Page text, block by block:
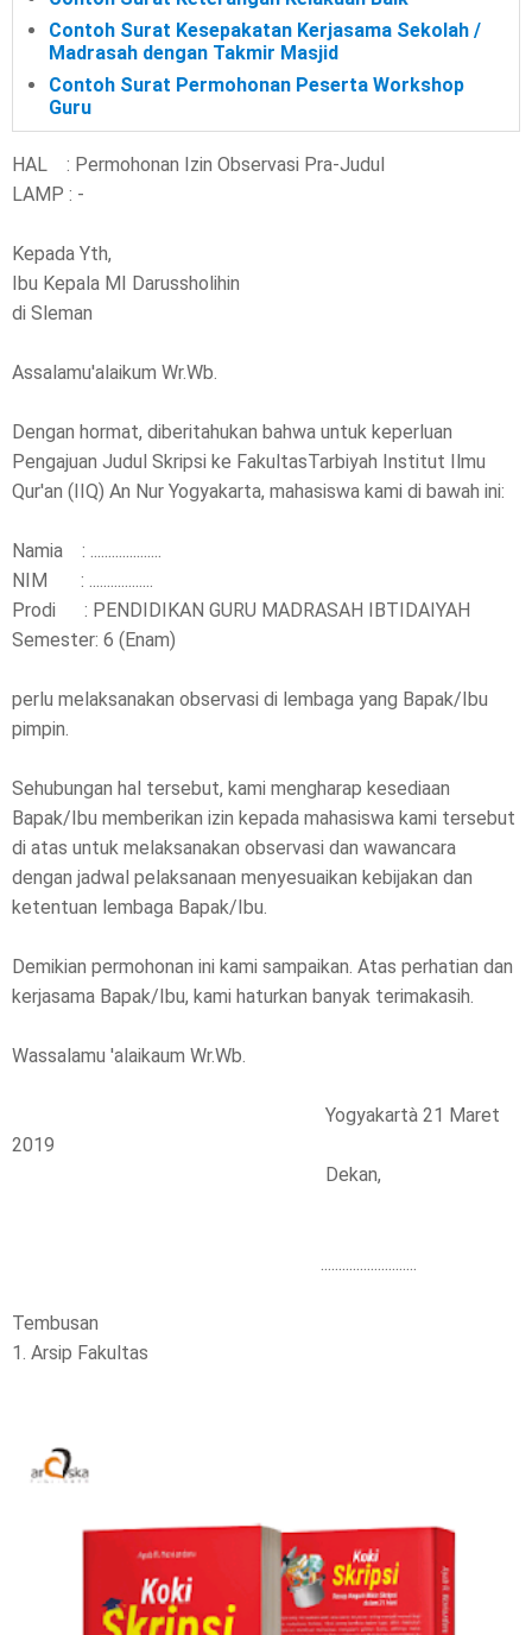
Contoh Surat Kesepakatan Kerjasama Sekolah /
Madrasah dengan Takmir Masjid
Contoh Surat Permohonan Peserta Workshop
Guru
HAL : Permohonan Izin Observasi Pra-Judul
LAMP : -
Kepada Yth,
Ibu Kepala MI Darussholihin
di Sleman
Assalamu'alaikum Wr.Wb.
Dengan hormat, diberitahukan bahwa untuk keperluan
Pengajuan Judul Skripsi ke FakultasTarbiyah Institut Ilmu
Qur'an (IIQ) An Nur Yogyakarta, mahasiswa kami di bawah ini:
Namia : ....................
NIM : ..................
Prodi : PENDIDIKAN GURU MADRASAH IBTIDAIYAH
Semester: 6 (Enam)
perlu melaksanakan observasi di lembaga yang Bapak/Ibu
pimpin.
Sehubungan hal tersebut, kami mengharap kesediaan
Bapak/Ibu memberikan izin kepada mahasiswa kami tersebut
di atas untuk melaksanakan observasi dan wawancara
dengan jadwal pelaksanaan menyesuaikan kebijakan dan
ketentuan lembaga Bapak/Ibu.
Demikian permohonan ini kami sampaikan. Atas perhatian dan
kerjasama Bapak/Ibu, kami haturkan banyak terimakasih.
Wassalamu 'alaikaum Wr.Wb.
Yogyakartà 21 Maret
2019
Dekan,
...........................
Tembusan
1. Arsip Fakultas